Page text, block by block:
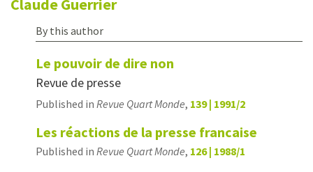
ClaudeGuerrier
By this author
Le pouvoir de dire non
Revue de presse
Published in Revue Quart Monde, 139 | 1991/2
Les réactions de la presse francaise
Published in Revue Quart Monde, 126 | 1988/1